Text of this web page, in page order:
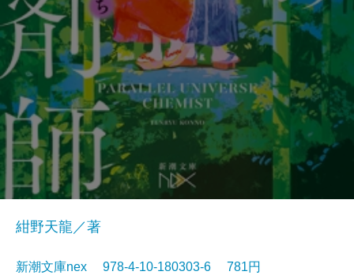
紺野天龍／著
新潮文庫nex 978-4-10-180303-6 781円